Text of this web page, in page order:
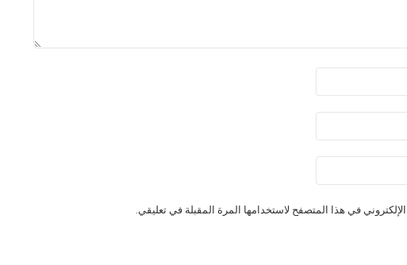
في هذا المتصفح لاستخدامها المرة المقبلة في تعليقي.